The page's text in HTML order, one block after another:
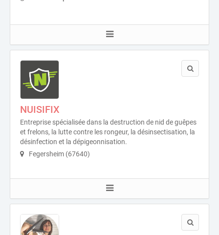
NUISIFIX
Entreprise spécialisée dans la destruction de nid de guêpes
et frelons, la lutte contre les rongeur, la désinsectisation, la
désinfection et la dépigeonnisation.
Fegersheim (67640)